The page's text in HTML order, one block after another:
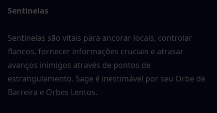
Sentinelas
Sentinelas são vitais para ancorar locais, controlar
flancos, fornecer informações cruciais e atrasar
avanços inimigos através de pontos de
estrangulamento. Sage é inestimável por seu Orbe de
Barreira e Orbes Lentos.